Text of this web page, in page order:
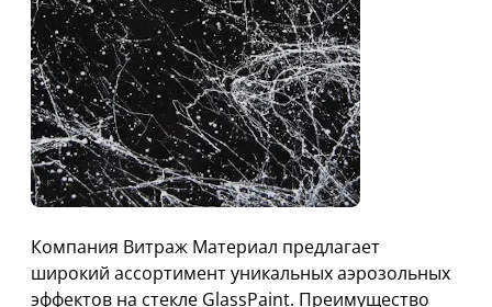
Компания Витраж Материал предлагает
широкий ассортимент уникальных аэрозольных
эффектов на стекле GlassPaint. Преимущество